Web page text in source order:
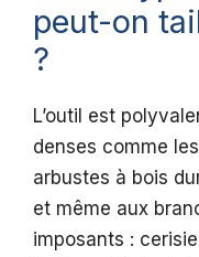
peut-on
?
L’outil est
denses comme
arbustes à bois
et même aux
imposants :